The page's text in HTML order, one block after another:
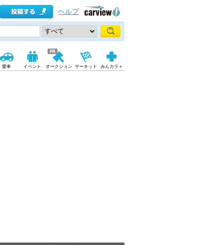
ヘルプ
愛車 イベント オークション サーキット みんカラ＋